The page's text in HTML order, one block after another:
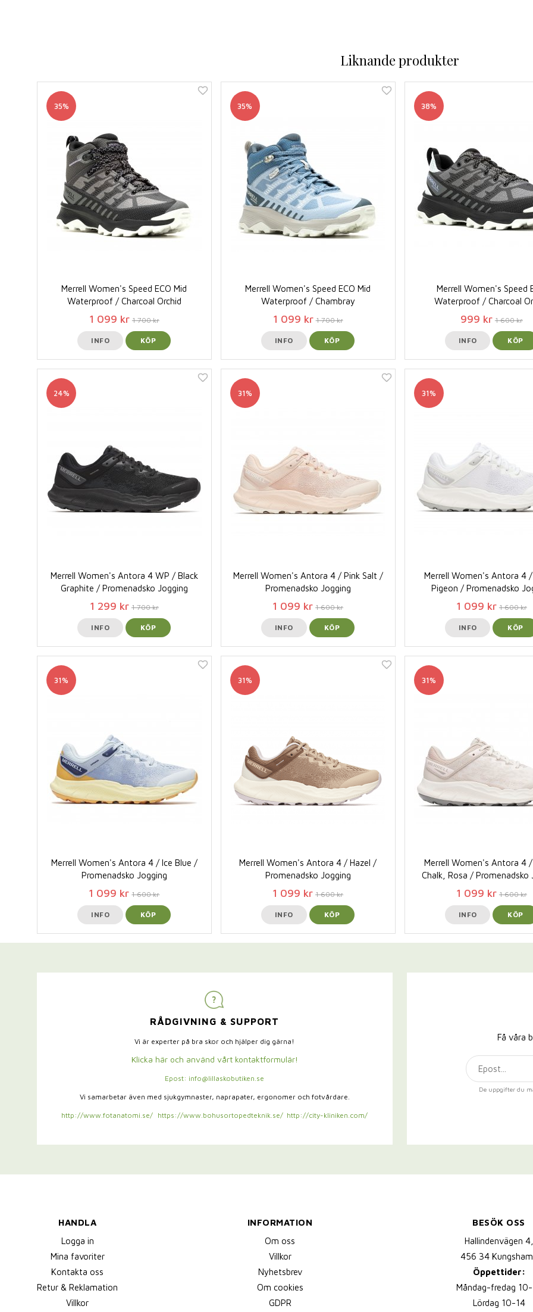
Liknande produkter
35%
Merrell Women's Speed ECO Mid
Waterproof / Charcoal Orchid
1 099 kr 1 700 kr
INFO KÖP
35%
Merrell Women's Speed ECO Mid
Waterproof / Chambray
1 099 kr 1 700 kr
INFO KÖP
38%
Merrell Women's Speed
Waterproof / Charcoal
999 kr 1 600 kr
INFO KÖP
24%
Merrell Women's Antora 4 WP / Black
Graphite / Promenadsko Jogging
1 299 kr 1 700 kr
INFO KÖP
31%
Merrell Women's Antora 4 / Pink Salt /
Promenadsko Jogging
1 099 kr 1 600 kr
INFO KÖP
31%
Merrell Women's Antora 4
Pigeon / Promenadsko
1 099 kr 1 600 kr
INFO KÖP
31%
Merrell Women's Antora 4 / Ice Blue /
Promenadsko Jogging
1 099 kr 1 600 kr
INFO KÖP
31%
Merrell Women's Antora 4 / Hazel /
Promenadsko Jogging
1 099 kr 1 600 kr
INFO KÖP
31%
Merrell Women's Antora 4
Chalk, Rosa / Promenadsko
1 099 kr 1 600 kr
INFO KÖP
RÅDGIVNING & SUPPORT
Vi är experter på bra skor och hjälper dig gärna!
Klicka här och använd vårt kontaktformulär!
Epost: info@lillaskobutiken.se
Vi samarbetar även med sjukgymnaster, naprapater, ergonomer och fotvårdare.
http://www.fotanatomi.se/ https://www.bohusortopedteknik.se/ http://city-kliniken.com/
Få våra
De uppgifter du
HANDLA
Logga in
Mina favoriter
Kontakta oss
Retur & Reklamation
Villkor
INFORMATION
Om oss
Villkor
Nyhetsbrev
Om cookies
GDPR
BESÖK OSS
Hallindenvägen 4,
456 34
Öppettider:
Måndag-fredag
Lördag 10-14